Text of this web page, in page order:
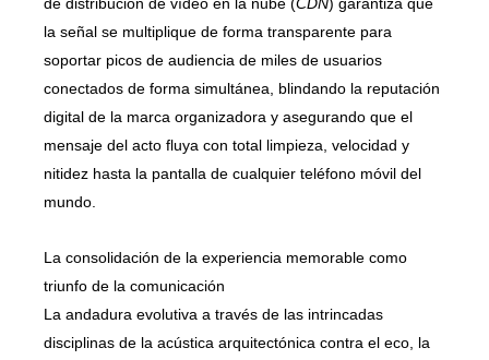
de distribución de vídeo en la nube (CDN) garantiza que
la señal se multiplique de forma transparente para
soportar picos de audiencia de miles de usuarios
conectados de forma simultánea, blindando la reputación
digital de la marca organizadora y asegurando que el
mensaje del acto fluya con total limpieza, velocidad y
nitidez hasta la pantalla de cualquier teléfono móvil del
mundo.
La consolidación de la experiencia memorable como
triunfo de la comunicación
La andadura evolutiva a través de las intrincadas
disciplinas de la acústica arquitectónica contra el eco, la